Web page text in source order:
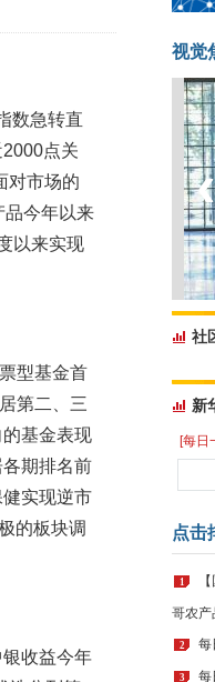
之星发射成功，全产业链解析
数急转直
点关
对市场的
品今年以来
以来实现
型基金首
第二、三
基金表现
期排名前
实现逆市
的板块调
收益今年
视觉
‹
社
新
[每日
点击
1
哥农产
2 每
3 每